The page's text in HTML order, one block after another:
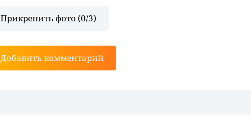
Прикрепить фото (0/3)
Добавить комментарий